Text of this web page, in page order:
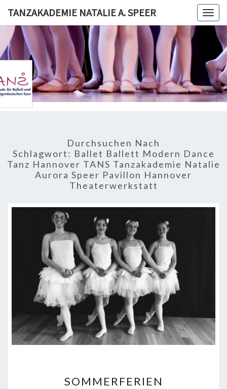
content
TANZAKADEMIE NATALIE A. SPEER
Durchsuchen Nach
Schlagwort: Ballet Ballett Modern Dance
Tanz Hannover TANS Tanzakademie Natalie
Aurora Speer Pavillon Hannover
Theaterwerkstatt
SOMMERFERIEN